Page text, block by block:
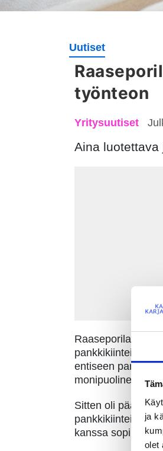
ja
olet
Uutiset
työnteon
Yritysuutiset
Aina
Raaseporilainen
pankkikiinteistön
entiseen
monipuolinen
Sitten oli
pankkikiinteistö,
kanssa